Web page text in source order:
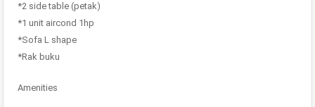
*2 side table (petak)
*1 unit aircond 1hp
*Sofa L shape
*Rak buku
Amenities